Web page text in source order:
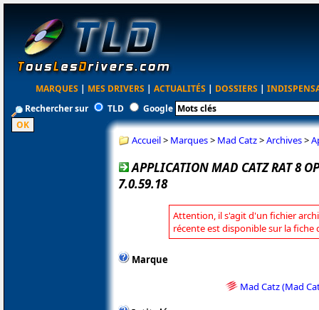
MARQUES | MES DRIVERS | ACTUALITÉS | DOSSIERS |
Rechercher sur
TLD Google
Accueil> Marques> Mad Catz>Archives>
APPLICATION MAD CATZ RAT 8
7.0.59.18
Attention, il s'agit d'un fichier
récente est disponible sur la fiche
Marque
Mad Catz (Mad